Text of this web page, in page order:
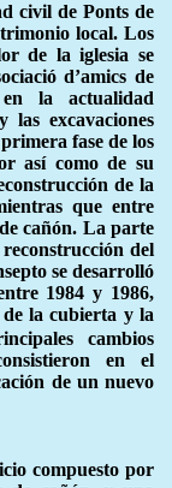
civil de Ponts de
local. Los
de la iglesia se
d’amics de
la actualidad
excavaciones
fase de los
así como de su
de la
que entre
cañón. La parte
reconstrucción del
se desarrolló
1984 y 1986,
la cubierta y la
cambios
en el
de un nuevo
compuesto por